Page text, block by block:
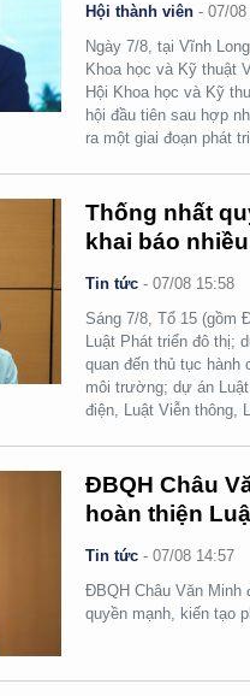
Hội thành viên -07/
Ngày 7/8, tại Vĩnh
Khoa học và Kỹ thuật
Hội Khoa học và Kỹ
hội đầu tiên sau hợp
ra một giai đoạn phát
Thống nhất
khai báo
Tin tức -07/08 15:58
Sáng 7/8, Tổ 15 (gồm
Luật Phát triển đô thị;
quan đến thủ tục hành
môi trường; dự án
điện, Luật Viễn thông,
ĐBQH Châu
hoàn thiện
Tin tức -07/08 14:57
ĐBQH Châu Văn Minh
quyền mạnh, kiến tạo